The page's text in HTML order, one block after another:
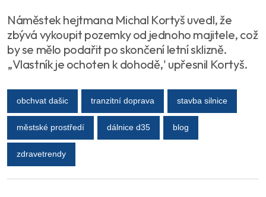
Náměstek hejtmana Michal Kortyš uvedl, že
zbývá vykoupit pozemky od jednoho majitele, což
by se mělo podařit po skončení letní sklizně.
„Vlastník je ochoten k dohodě,' upřesnil Kortyš.
obchvat dašic tranzitní doprava stavba silnice
městské prostředí dálnice d35 blog
zdravetrendy